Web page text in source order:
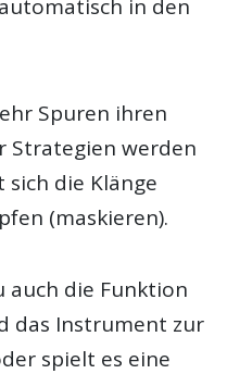
in den
Spuren ihren
Strategien werden
die Klänge
(maskieren).
auch die Funktion
das Instrument zur
spielt es eine